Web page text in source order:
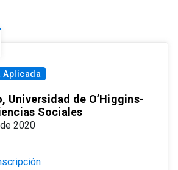
Aplicada
Universidad de O’Higgins-
Sociales
2020